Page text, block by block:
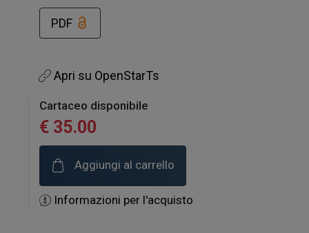
PDF
Apri su OpenStarTs
Cartaceo disponibile
€ 35.00
Aggiungi al carrello
Informazioni per l'acquisto